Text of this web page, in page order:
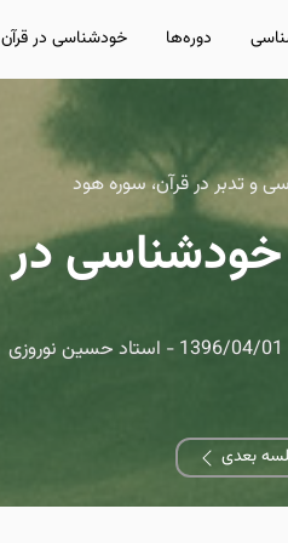
دوره‌ها خودشناسی در قرآن
و تدبر در قرآن، سوره هود
بعدی